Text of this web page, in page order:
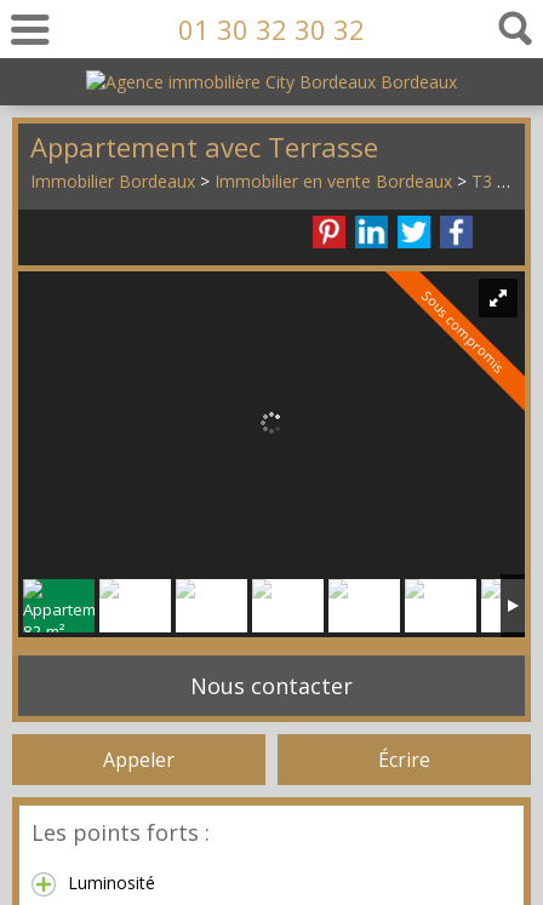
01 30 32 30 32
Appartement avec Terrasse
Immobilier Bordeaux > Immobilier en vente Bordeaux > T3 en vente Bordeaux
Sous compromis
Nous contacter
Appeler Écrire
Les points forts :
Luminosité